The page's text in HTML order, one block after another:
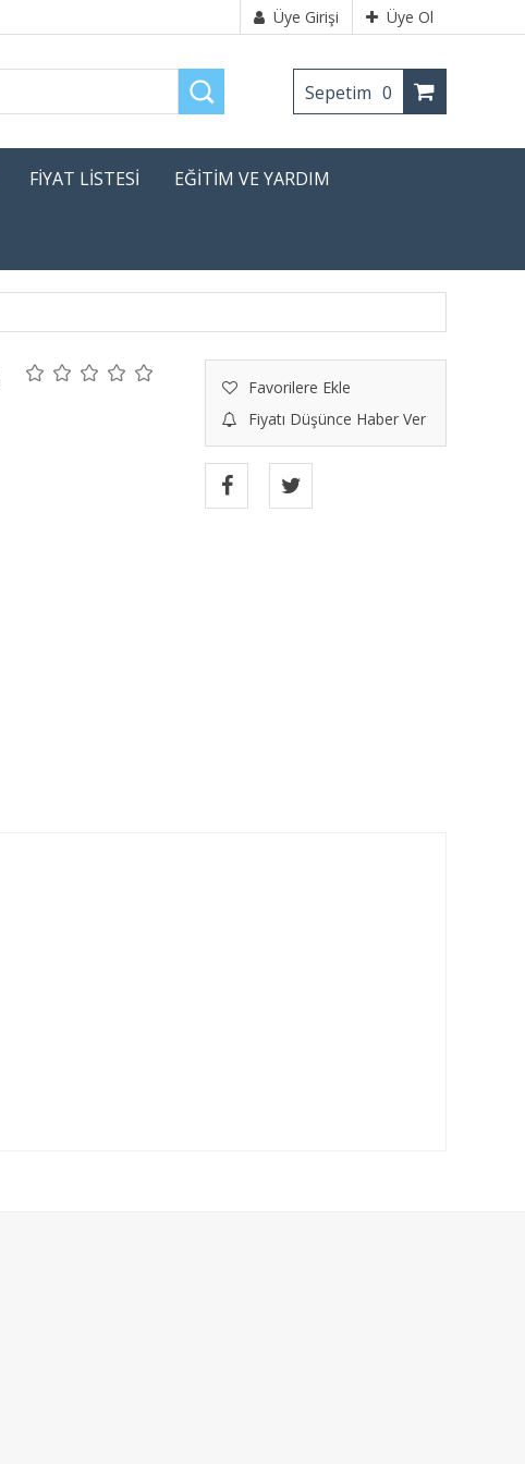
Üye Girişi Üye Ol
Sepetim 0
FİYAT LİSTESİ EĞİTİM VE YARDIM
Favorilere Ekle
Fiyatı Düşünce Haber Ver